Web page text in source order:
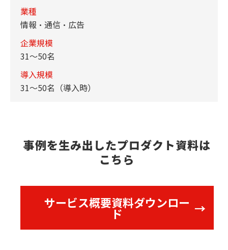
業種
情報・通信・広告
企業規模
31～50名
導入規模
31～50名（導入時）
事例を生み出したプロダクト資料は
こちら
サービス概要資料ダウンロー
ド